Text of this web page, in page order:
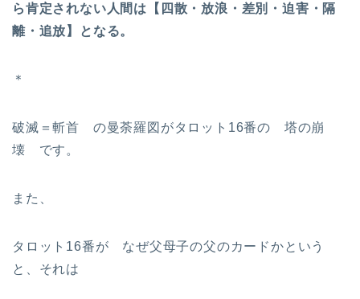
ら肯定されない人間は【四散・放浪・差別・迫害・隔
離・追放】となる。
＊
破滅＝斬首 の曼荼羅図がタロット16番の 塔の崩
壊 です。
また、
タロット16番が なぜ父母子の父のカードかという
と、それは